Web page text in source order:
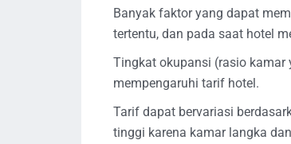
Banyak faktor yang dapat
tertentu, dan pada saat hotel
Tingkat okupansi (rasio kamar
mempengaruhi tarif hotel.
Tarif dapat bervariasi
tinggi karena kamar langka